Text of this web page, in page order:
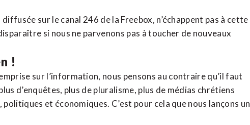
sur le canal 246 de la Freebox, n’échappent pas à cette
si nous ne parvenons pas à toucher de nouveaux
!
sur l’information, nous pensons au contraire qu’il faut
d’enquêtes, plus de pluralisme, plus de médias chrétiens
et économiques. C’est pour cela que nous lançons un